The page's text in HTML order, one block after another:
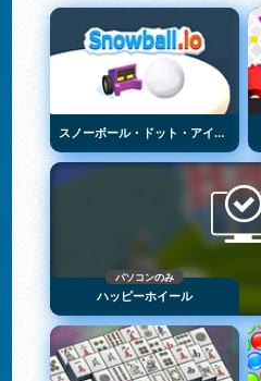
スノーボール・ドット・アイオー
パソコンのみ
ハッピーホイール